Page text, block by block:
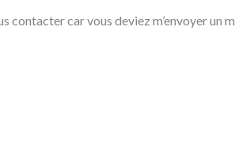
contacter car vous deviez m’envoyer un